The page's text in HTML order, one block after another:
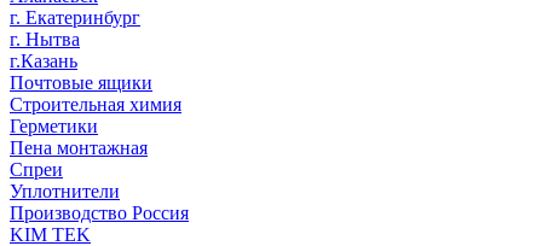
г. Екатеринбург
г. Нытва
г.Казань
Почтовые ящики
Строительная химия
Герметики
Пена монтажная
Спреи
Уплотнители
Производство Россия
KIM TEK